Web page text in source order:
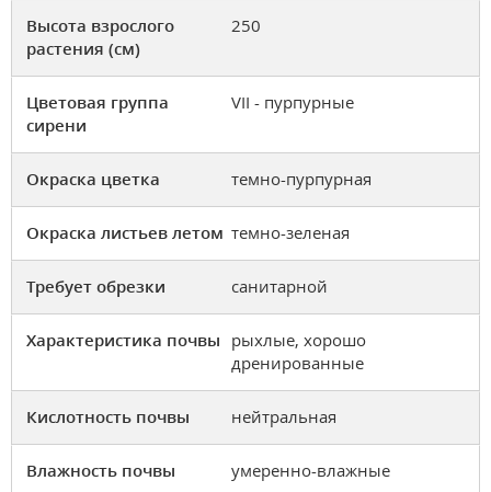
Высота взрослого
растения (см)
250
Цветовая группа
сирени
VII - пурпурные
Окраска цветка темно-пурпурная
Окраска листьев летом темно-зеленая
Требует обрезки санитарной
Характеристика почвы рыхлые, хорошо
дренированные
Кислотность почвы нейтральная
Влажность почвы умеренно-влажные